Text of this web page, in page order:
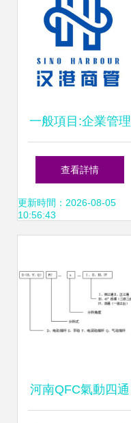
一般項目:企業管理
咨詢;財務咨詢;咨
詢策劃服務;信息技
查看詳情
更新時間：2026-08-05
10:56:43
河南QFC氣動四通